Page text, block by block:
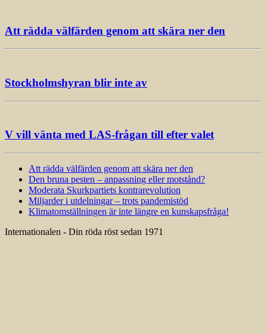
Att rädda välfärden genom att skära ner den
Stockholmshyran blir inte av
V vill vänta med LAS-frågan till efter valet
Att rädda välfärden genom att skära ner den
Den bruna pesten – anpassning eller motstånd?
Moderata Skurkpartiets kontrarevolution
Miljarder i utdelningar – trots pandemistöd
Klimatomställningen är inte längre en kunskapsfråga!
Internationalen - Din röda röst sedan 1971